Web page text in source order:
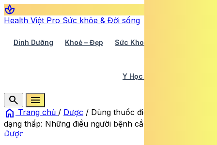
spa
Health Việt Pro Sức khỏe & Đời sống
Dinh Dưỡng Khoẻ – Đẹp Sức Khoẻ TV
Y Học Cổ Truyền
search
menu
home Trang chủ / Dược / Dùng thuốc điều trị viêm khớp
dạng thấp: Những điều người bệnh cần biết
Dược